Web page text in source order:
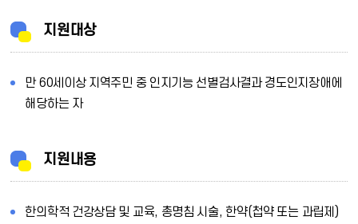
지원대상
만 60세이상 지역주민 중 인지기능 선별검사결과 경도인지장애에
해당하는 자
지원내용
한의학적 건강상담 및 교육, 총명침 시술, 한약(첩약 또는 과립제)